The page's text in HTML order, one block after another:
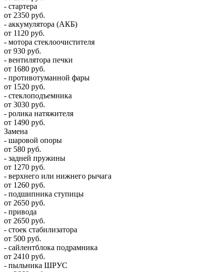
- стартера
от 2350 руб.
- аккумулятора (АКБ)
от 1120 руб.
- мотора стеклоочистителя
от 930 руб.
- вентилятора печки
от 1680 руб.
- противотуманной фары
от 1520 руб.
- стеклоподъемника
от 3030 руб.
- ролика натяжителя
от 1490 руб.
Замена
- шаровой опоры
от 580 руб.
- задней пружины
от 1270 руб.
- верхнего или нижнего рычага
от 1260 руб.
- подшипника ступицы
от 2650 руб.
- привода
от 2650 руб.
- стоек стабилизатора
от 500 руб.
- сайлентблока подрамника
от 2410 руб.
- пыльника ШРУС